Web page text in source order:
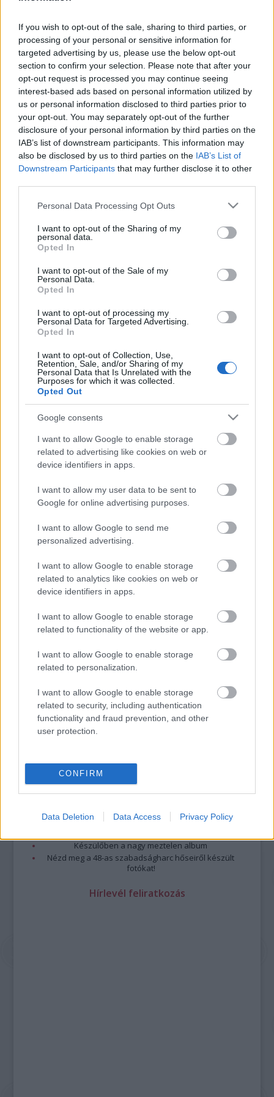
If you wish to opt-out of the sale, sharing to third parties, or
processing of your personal or sensitive information for
targeted advertising by us, please use the below opt-out
section to confirm your selection. Please note that after your
opt-out request is processed you may continue seeing
interest-based ads based on personal information utilized by
us or personal information disclosed to third parties prior to
your opt-out. You may separately opt-out of the further
disclosure of your personal information by third parties on the
IAB’s list of downstream participants. This information may
also be disclosed by us to third parties on the IAB’s List of
Downstream Participants that may further disclose it to other
Please note that this website/app uses one or more Google
not limited to your visit or usage behaviour. You may click to
grant or deny consent to Google and its third-party tags to
use your data for below specified purposes in below Google
consent section.
Personal Data Processing Opt Outs
I want to opt-out of the Sharing of my
personal data.
Opted In
I want to opt-out of the Sale of my
Personal Data.
Opted In
I want to opt-out of processing my
Personal Data for Targeted Advertising.
Opted In
I want to opt-out of Collection, Use,
Retention, Sale, and/or Sharing of my
Personal Data that Is Unrelated with the
Purposes for which it was collected.
Opted Out
Google consents
I want to allow Google to enable storage
related to advertising like cookies on web or
device identifiers in apps.
I want to allow my user data to be sent to
Google for online advertising purposes.
I want to allow Google to send me
personalized advertising.
I want to allow Google to enable storage
related to analytics like cookies on web or
device identifiers in apps.
I want to allow Google to enable storage
related to functionality of the website or app.
I want to allow Google to enable storage
related to personalization.
I want to allow Google to enable storage
related to security, including authentication
functionality and fraud prevention, and other
user protection.
CONFIRM
Data Deletion Data Access Privacy Policy
Talán nem lőjük le a poént, ha eláruljuk, hogy
Jessica igent mondott.
AZ EMBERSÉG ÜNNEPE
„NEM TÖBB EZER EMBERRE UTAZUNK, HANEM
EGY VÁLOGATOTT TÁRSASÁGRA”
A bejegyzés trackback címe:
https://kulturpart.hu/api/trackback/id/7903132
Kommentek:
vonatkozó jogszabályok
szolgáltatás technikai
nem vállal, azokat nem ellenőrzi. Kifogás esetén forduljon a blog szerkesztőjéhez.
Felhasználási feltételekben adatvédelmi tájékoztatóban
A 10 legütősebb drogos film
Megjöttek a meztelen hősnők
Meztelenség és anatómia
A legizgalmasabb fotók 2015-ből
Készülőben a nagy meztelen album
Nézd meg a 48-as szabadságharc hőseiről készült
fotókat!
Hírlevél feliratkozás